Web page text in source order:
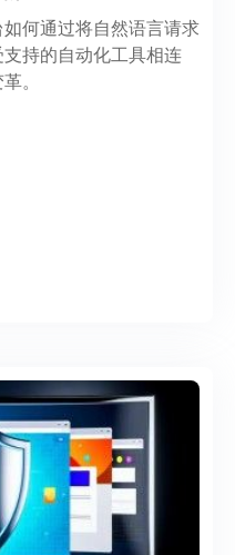
何通过将自然语言请求
持的自动化工具相连
。